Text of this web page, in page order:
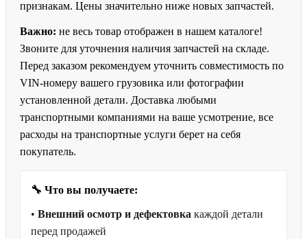
признакам. Цены значительно ниже новых запчастей.
Важно: не весь товар отображен в нашем каталоге!
Звоните для уточнения наличия запчастей на складе.
Перед заказом рекомендуем уточнить совместимость по
VIN-номеру вашего грузовика или фотографии
установленной детали. Доставка любыми
транспортными компаниями на ваше усмотрение, все
расходы на транспортные услуги берет на себя
покупатель.
🔧 Что вы получаете:
• Внешний осмотр и дефектовка каждой детали
перед продажей